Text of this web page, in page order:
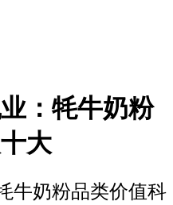
：牦牛奶粉
大
牛奶粉品类价值科